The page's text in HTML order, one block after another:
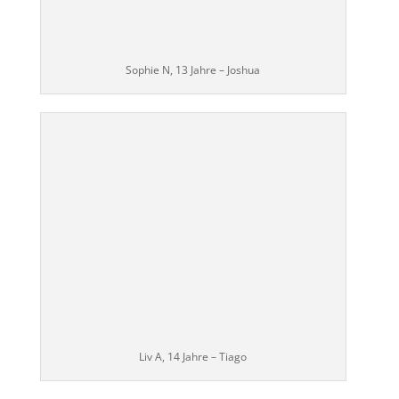
Sophie N, 13 Jahre – Joshua
Liv A, 14 Jahre – Tiago